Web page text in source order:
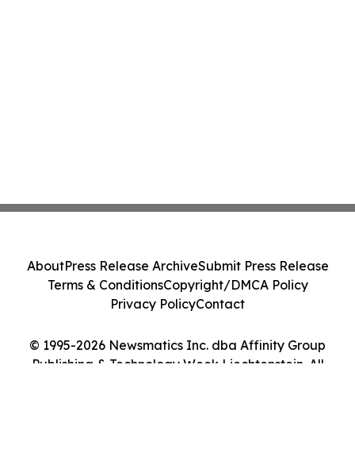
© 1995-2026 Newsmatics Inc. dba Affinity Group
Publishing & Technology Week Liechtenstein. All
AboutPress Release ArchiveSubmit Press Release
Terms & ConditionsCopyright/DMCA Policy
Privacy PolicyContact